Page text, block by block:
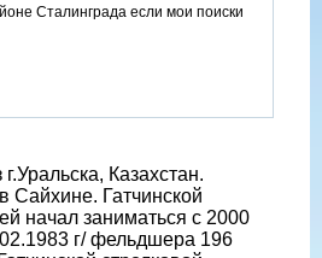
Сталинграда если мои поиски
Казахстан.
Сайхине. Гатчинской
начал заниматься с 2000
г/ фельдшера 196